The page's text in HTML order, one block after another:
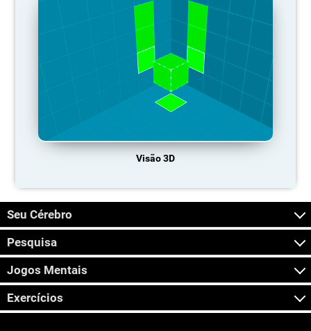
Visão 3D
Seu Cérebro
Pesquisa
Jogos Mentais
Exercícios